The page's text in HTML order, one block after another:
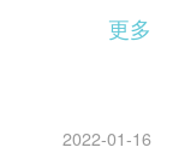
更多
2022-01-16